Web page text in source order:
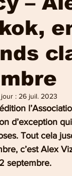
Hautes Vosges
: 26 juil. 2023
d’exception
Tout cela
c’est Alex
septembre.